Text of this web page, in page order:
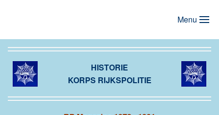
Menu
HISTORIE
KORPS RIJKSPOLITIE